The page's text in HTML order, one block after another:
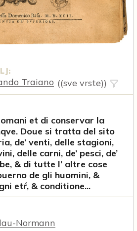
Traiano ((sve vrste))
et di conservar la
Doue si tratta del sito
de’ venti, delle stagioni,
delle carni, de’ pesci, de’
& di tutte l’ altre cose
de gli huomini, &
etŕ, & conditione...
Normann